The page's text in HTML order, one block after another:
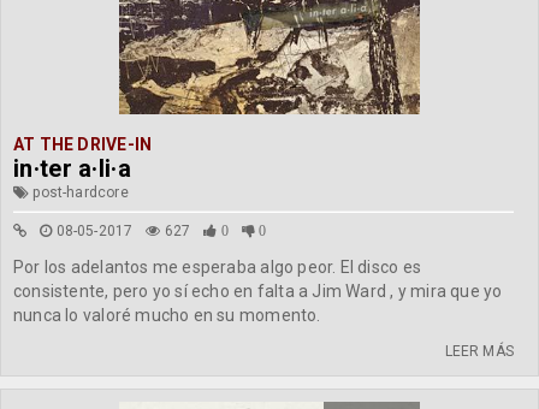
AT THE DRIVE-IN
in·ter a·li·a
post-hardcore
08-05-2017 627 0 0
Por los adelantos me esperaba algo peor. El disco es
consistente, pero yo sí echo en falta a Jim Ward , y mira que yo
nunca lo valoré mucho en su momento.
LEER MÁS